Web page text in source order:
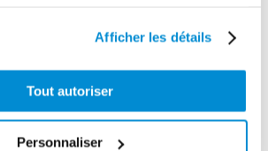
Afficher les détails
Tout autoriser
Personnaliser
orientable
acier pour
enrouleur “Type